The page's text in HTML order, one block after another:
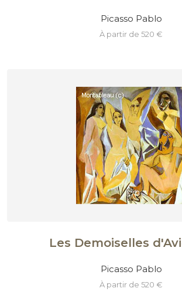
Picasso Pablo
à partir de 520 €
Les Demoiselles
Picasso Pablo
à partir de 520 €